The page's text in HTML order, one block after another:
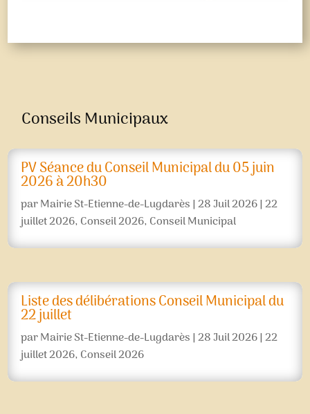
Conseils Municipaux
PV Séance du Conseil Municipal du 05 juin
2026 à 20h30
parMairie St-Etienne-de-Lugdarès|28 Juil 2026|22
juillet 2026, Conseil 2026, Conseil Municipal
Liste des délibérations Conseil Municipal du
22 juillet
parMairie St-Etienne-de-Lugdarès|28 Juil 2026|22
juillet 2026, Conseil 2026